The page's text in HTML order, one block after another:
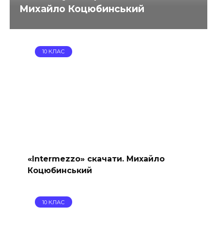
Михайло Коцюбинський
10 КЛАС
«Intermezzo» скачати. Михайло
Коцюбинський
10 КЛАС